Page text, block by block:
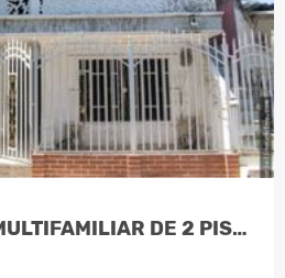
SE VENDE CASA MULTIFAMILIAR DE 2 PISOS,…